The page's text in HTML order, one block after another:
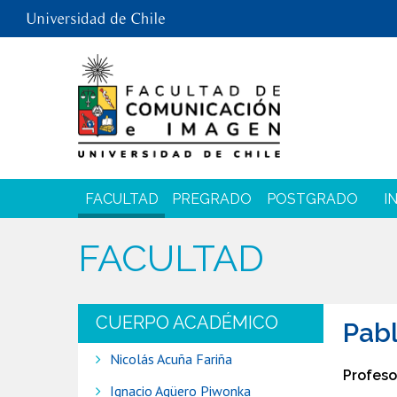
FACULTAD PREGRADO POSTGRADO
FACULTAD
CUERPO ACADÉMICO
Nicolás Acuña Fariña
Ignacio Agüero Piwonka